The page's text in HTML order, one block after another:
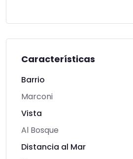
Características
Barrio
Marconi
Vista
Al Bosque
Distancia al Mar